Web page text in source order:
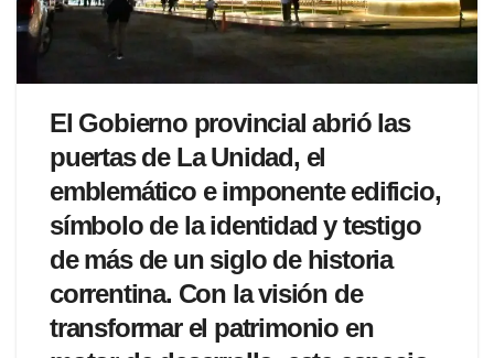
El Gobierno provincial abrió las
puertas de La Unidad, el
emblemático e imponente edificio,
símbolo de la identidad y testigo
de más de un siglo de historia
correntina. Con la visión de
transformar el patrimonio en